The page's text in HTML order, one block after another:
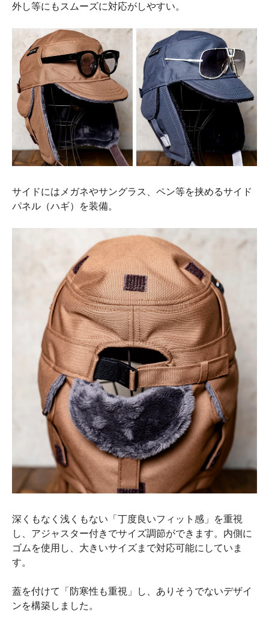
外し等にもスムーズに対応がしやすい。
サイドにはメガネやサングラス、ペン等を挟めるサイド
パネル（ハギ）を装備。
深くもなく浅くもない「丁度良いフィット感」を重視
し、アジャスター付きでサイズ調節ができます。内側に
ゴムを使用し、大きいサイズまで対応可能にしていま
す。
蓋を付けて「防寒性も重視」し、ありそうでないデザイ
ンを構築しました。